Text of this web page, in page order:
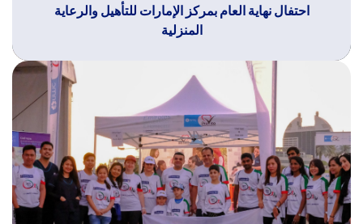
احتفال نهاية العام بمركز الإمارات للتأهيل والرعاية
المنزلية